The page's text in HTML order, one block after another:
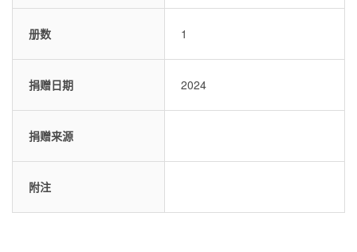
册数 1
捐赠日期 2024
捐赠来源
附注